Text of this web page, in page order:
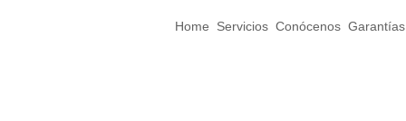
Home Servicios Conócenos Garantías